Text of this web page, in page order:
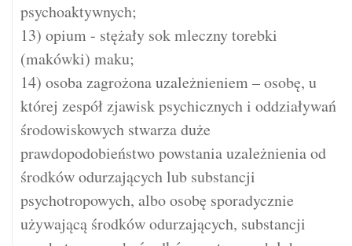
psychoaktywnych;
13) opium - stężały sok mleczny torebki
(makówki) maku;
14) osoba zagrożona uzależnieniem – osobę, u
której zespół zjawisk psychicznych i oddziaływań
środowiskowych stwarza duże
prawdopodobieństwo powstania uzależnienia od
środków odurzających lub substancji
psychotropowych, albo osobę sporadycznie
używającą środków odurzających, substancji